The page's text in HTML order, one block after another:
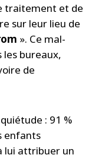
traitement et de
sur leur lieu de
». Ce mal-
les bureaux,
de
: 91 %
enfants
lui attribuer un